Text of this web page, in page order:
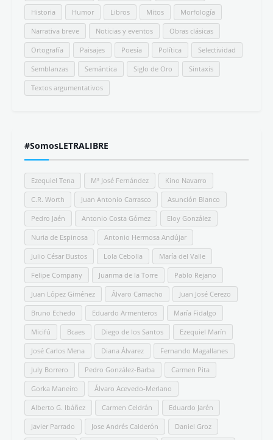
Historia Humor Libros Mitos Morfología
Narrativa breve Noticias y eventos Obras clásicas
Ortografía Paisajes Poesía Política Selectividad
Semblanzas Semántica Siglo de Oro Sintaxis
Textos argumentativos
#SomosLETRALIBRE
Ezequiel Tena Mª José Fernández Kino Navarro
C.R. Worth Juan Antonio Carrasco Asunción Blanco
Pedro Jaén Antonio Costa Gómez Eloy González
Nuria de Espinosa Antonio Hermosa Andújar
Julio César Bustos Lola Cebolla María del Valle
Felipe Company Juanma de la Torre Pablo Rejano
Juan López Giménez Álvaro Camacho Juan José Cerezo
Bruno Echedo Eduardo Armenteros María Fidalgo
Micifú Bcaes Diego de los Santos Ezequiel Marín
José Carlos Mena Diana Álvarez Fernando Magallanes
July Borrero Pedro González-Barba Carmen Pita
Gorka Maneiro Álvaro Acevedo-Merlano
Alberto G. Ibáñez Carmen Celdrán Eduardo Jarén
Javier Parrado Jose Andrés Calderón Daniel Groz